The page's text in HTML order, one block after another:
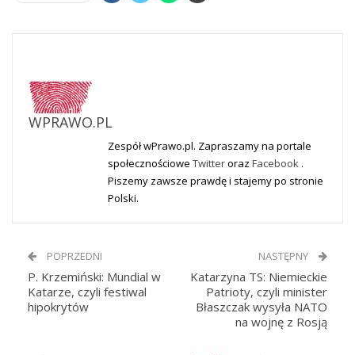
WPRAWO.PL
Zespół wPrawo.pl. Zapraszamy na portale
społecznościowe Twitteroraz Facebook .
Piszemy zawsze prawdę i stajemy po stronie
Polski.
POPRZEDNI
P. Krzemiński: Mundial w
Katarze, czyli festiwal
hipokrytów
NASTĘPNY
Katarzyna TS: Niemieckie
Patrioty, czyli minister
Błaszczak wysyła NATO
na wojnę z Rosją